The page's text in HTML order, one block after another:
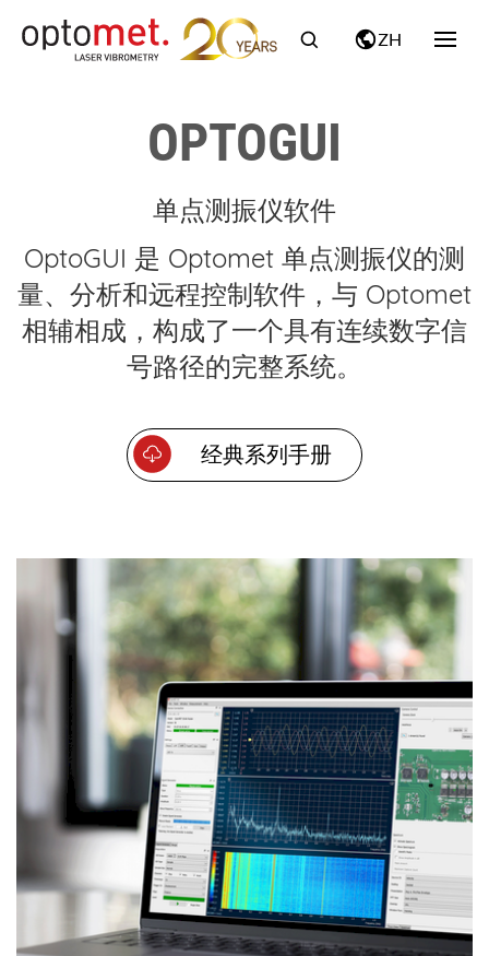
ZH
OPTOGUI
单点测振仪软件
OptoGUI 是 Optomet 单点测振仪的测
量、分析和远程控制软件，与 Optomet
相辅相成，构成了一个具有连续数字信
号路径的完整系统。
经典系列手册